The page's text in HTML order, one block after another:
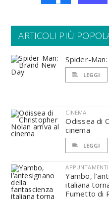
ARTICOLI PIÙ
Spider-
LEGGI
CINEMA
Odissea di
cinema
LEGGI
APPUNTAMENTI
Yambo,
italiana
Fumetto di